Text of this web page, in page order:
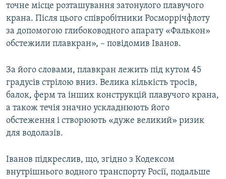
УКРАЇНСЬКА ПРОБЛЕМА КРИМУ
ІНФОГРАФІКА
ДОЛУЧАЙСЯ!
Усі сайти RFE/RL
точне місце розташування затонулого плавучого
крана. Після цього співробітники Росморрічфлоту
за допомогою глибоководного апарату «Фалькон»
обстежили плавкран», – повідомив Іванов.
За його словами, плавкран лежить під кутом 45
градусів стрілою вниз. Велика кількість тросів,
балок, ферм та інших конструкцій плавучого крана,
а також течія значно ускладнюють його
обстеження і створюють «дуже великий» ризик
для водолазів.
Іванов підкреслив, що, згідно з Кодексом
внутрішнього водного транспорту Росії, подальше